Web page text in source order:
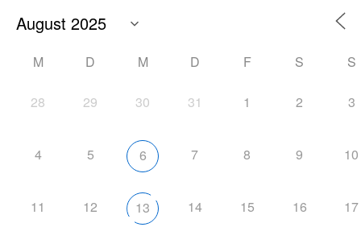
M D M D F S S
28 29 30 31 1 2 3
4 5 6 7 8 9 10
11 12 13 14 15 16 17